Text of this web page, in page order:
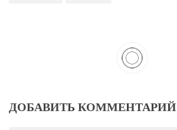
ДОБАВИТЬ КОММЕНТАРИЙ